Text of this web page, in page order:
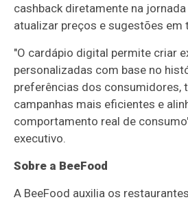
cashback diretamente na
atualizar preços e sugestões em
"O cardápio digital permite criar
personalizadas com base no
preferências dos consumidores,
campanhas mais eficientes e
comportamento real de
executivo.
Sobre a BeeFood
A BeeFood auxilia os